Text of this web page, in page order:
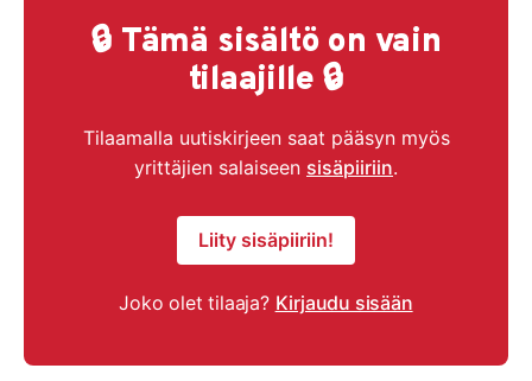
🔒 Tämä sisältö on vain
tilaajille 🔒
Tilaamalla uutiskirjeen saat pääsyn myös
yrittäjien salaiseen sisäpiiriin.
Liity sisäpiiriin!
Joko olet tilaaja? Kirjaudu sisään